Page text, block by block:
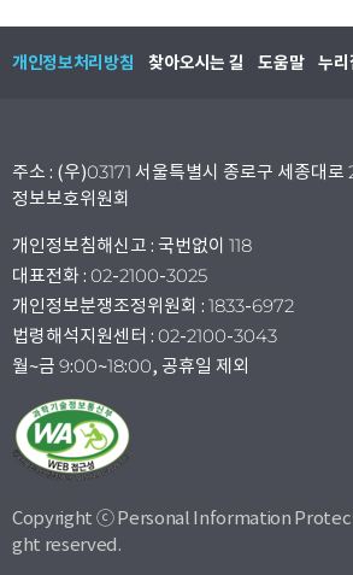
개인정보처리방침 찾아오시는 길 도움말 누리
주소 : (우)03171 서울특별시 종로구 세종대
정보보호위원회
개인정보침해신고 : 국번없이 118
대표전화 : 02-2100-3025
개인정보분쟁조정위원회 : 1833-6972
법령해석지원센터 : 02-2100-3043
월~금 9:00~18:00, 공휴일 제외
Copyright ⓒ Personal Information
ght reserved.